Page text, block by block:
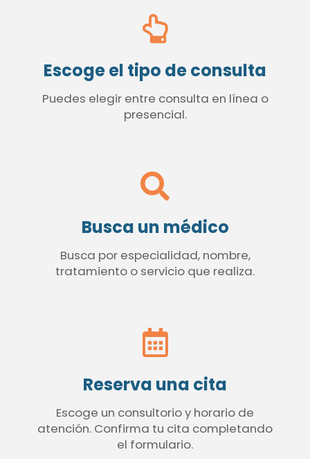
Escoge el tipo de consulta
Puedes elegir entre consulta en línea o
presencial.
Busca un médico
Busca por especialidad, nombre,
tratamiento o servicio que realiza.
Reserva una cita
Escoge un consultorio y horario de
atención. Confirma tu cita completando
el formulario.